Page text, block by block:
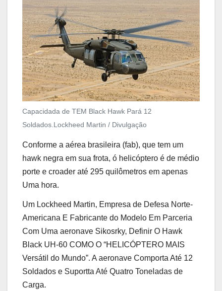
Capacidada de TEM Black Hawk Pará 12
Soldados. Lockheed Martin / Divulgação
Conforme a aérea brasileira (fab), que tem um
hawk negra em sua frota, ó helicóptero é de médio
porte e croader até 295 quilômetros em apenas
Uma hora.
Um Lockheed Martin, Empresa de Defesa Norte-
Americana E Fabricante do Modelo Em Parceria
Com Uma aeronave Sikosrky, Definir O Hawk
Black UH-60 COMO O “HELICÓPTERO MAIS
Versátil do Mundo”. A aeronave Comporta Até 12
Soldados e Suportta Até Quatro Toneladas de
Carga.